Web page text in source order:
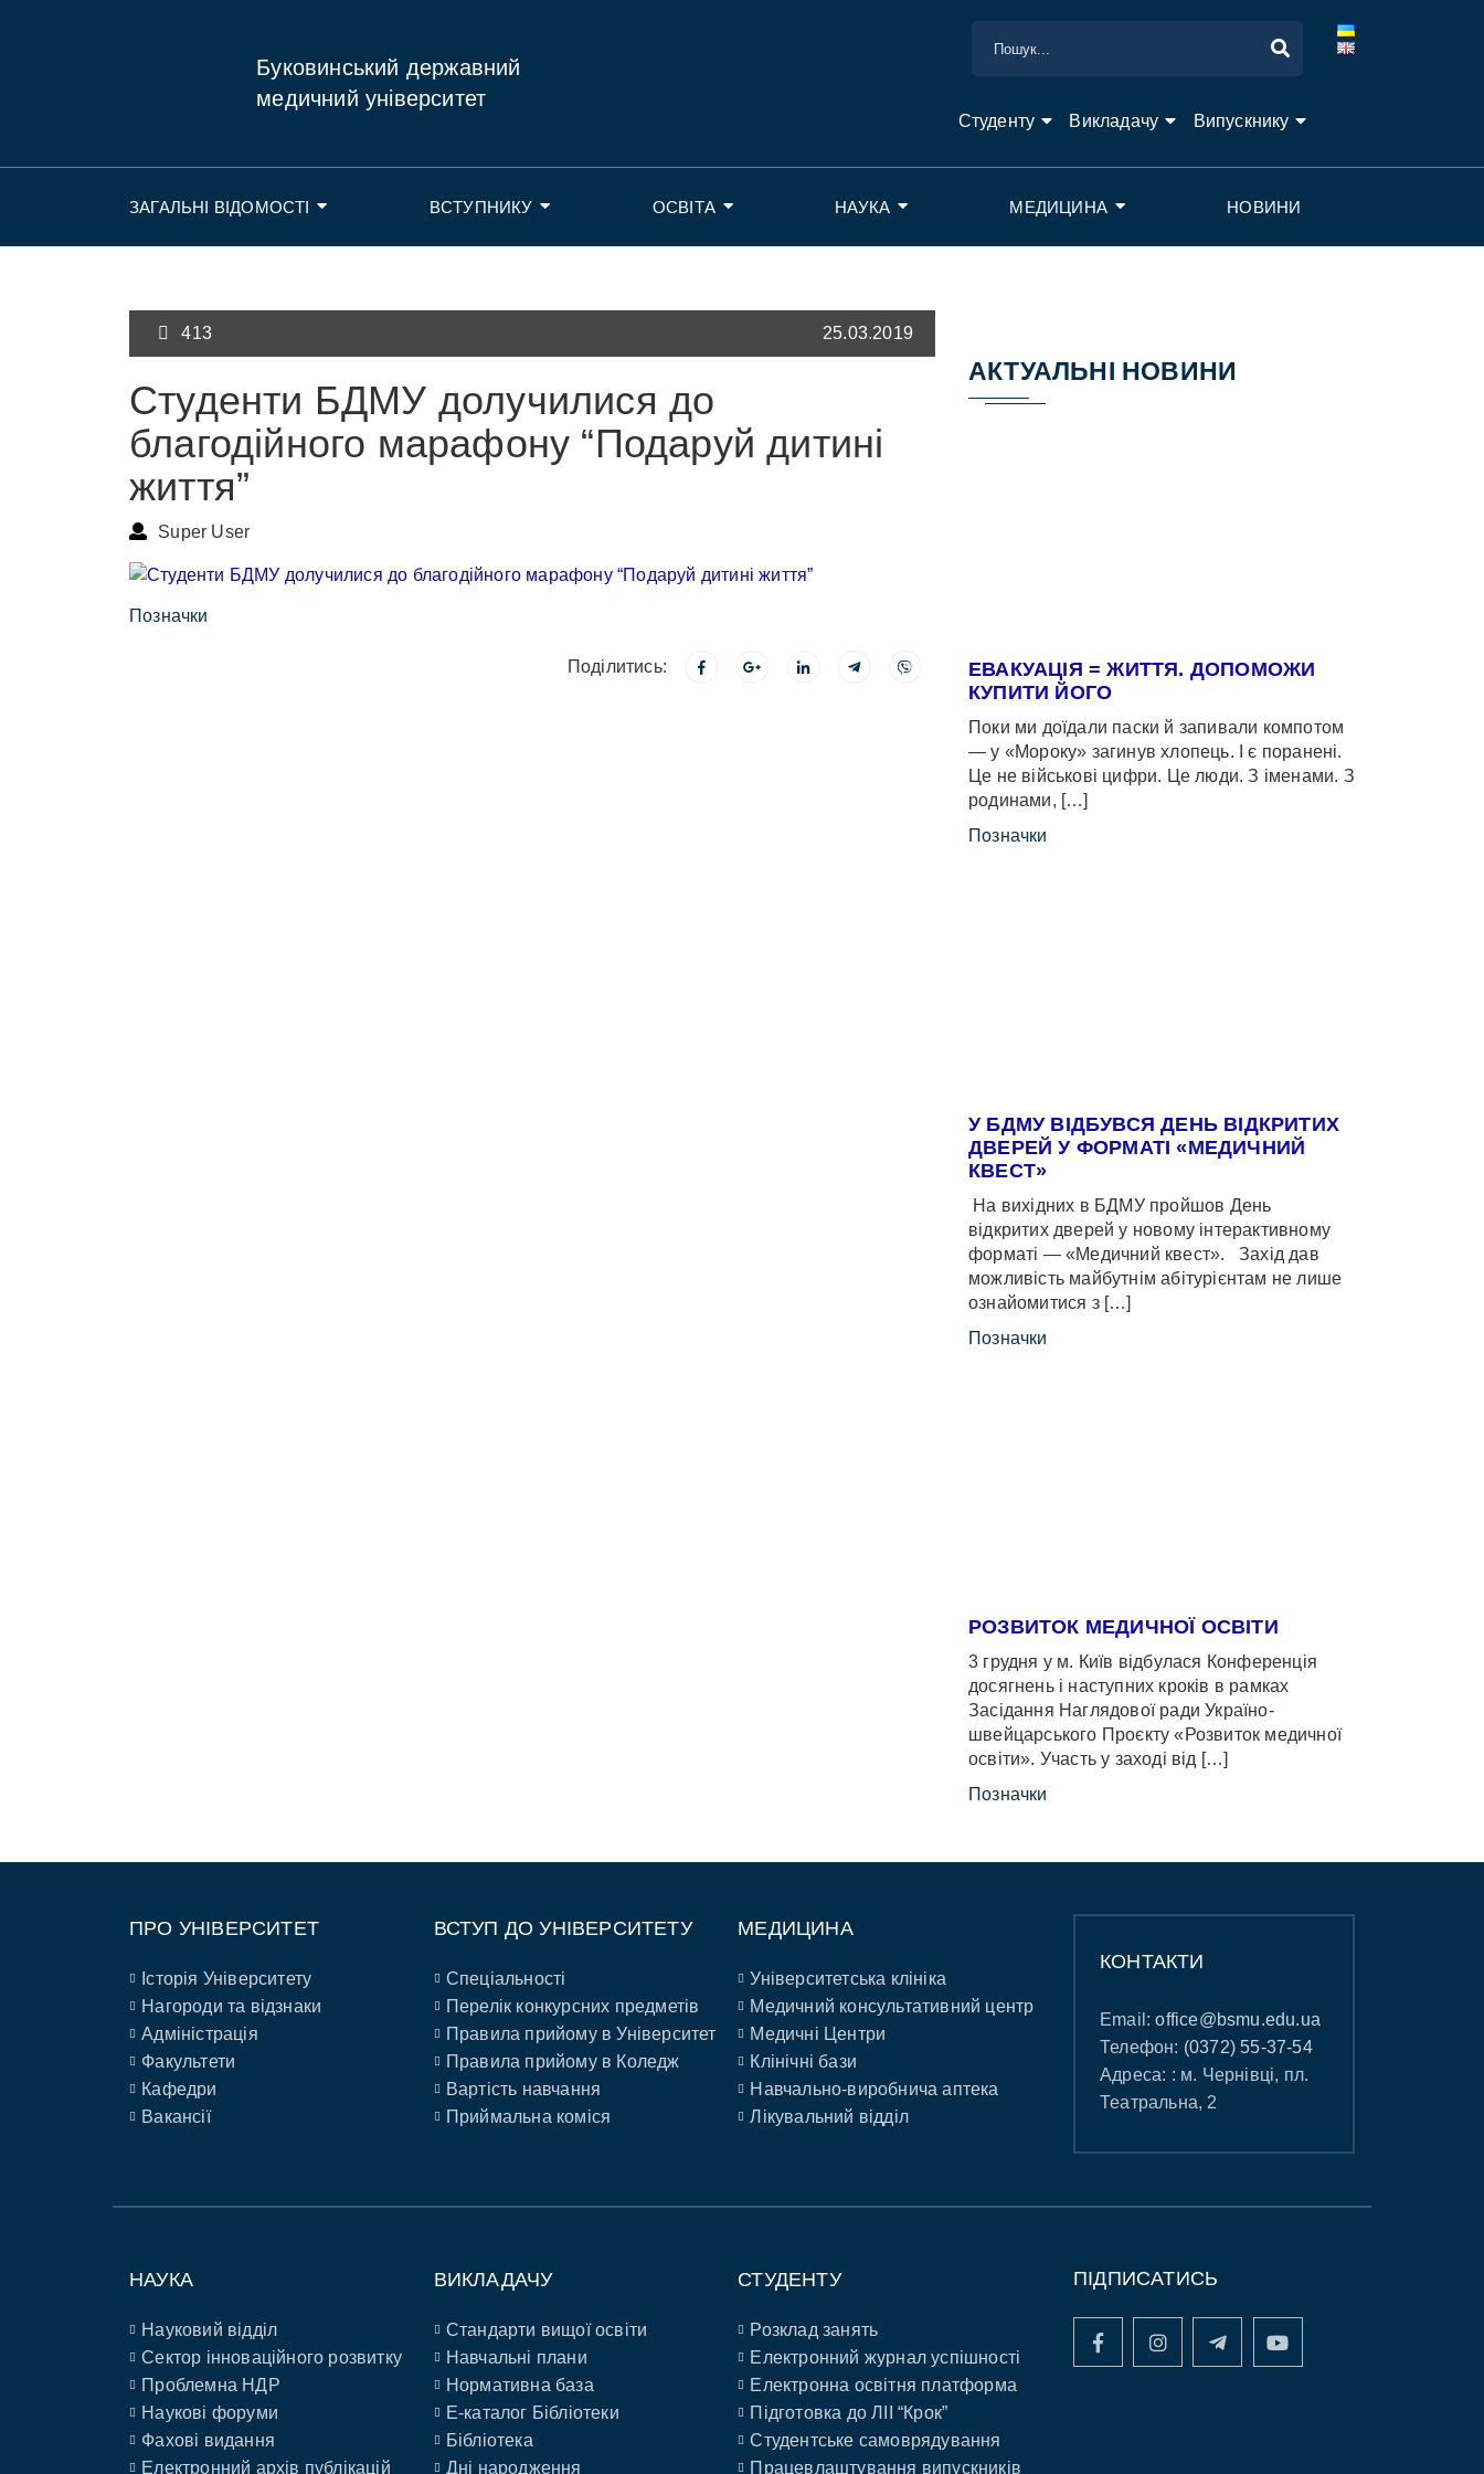
Буковинський державний
медичний університет
Студенту Викладачу Випускнику
ЗАГАЛЬНІ ВІДОМОСТІ ВСТУПНИКУ ОСВІТА НАУКА МЕДИЦИНА НОВИНИ
413 25.03.2019
Студенти БДМУ долучилися до
благодійного марафону “Подаруй дитині
життя”
Super User
Позначки
Поділитись:
АКТУАЛЬНІ НОВИНИ
ЕВАКУАЦІЯ = ЖИТТЯ. ДОПОМОЖИ
КУПИТИ ЙОГО
Поки ми доїдали паски й запивали компотом
— у «Мороку» загинув хлопець. І є поранені.
Це не військові цифри. Це люди. З іменами. З
родинами, […]
Позначки
У БДМУ ВІДБУВСЯ ДЕНЬ ВІДКРИТИХ
ДВЕРЕЙ У ФОРМАТІ «МЕДИЧНИЙ
КВЕСТ»
На вихідних в БДМУ пройшов День
відкритих дверей у новому інтерактивному
форматі — «Медичний квест». Захід дав
можливість майбутнім абітурієнтам не лише
ознайомитися з […]
Позначки
РОЗВИТОК МЕДИЧНОЇ ОСВІТИ
3 грудня у м. Київ відбулася Конференція
досягнень і наступних кроків в рамках
Засідання Наглядової ради Україно-
швейцарського Проєкту «Розвиток медичної
освіти». Участь у заході від […]
Позначки
ПРО УНІВЕРСИТЕТ
Історія Університету
Нагороди та відзнаки
Адміністрація
Факультети
Кафедри
Вакансії
ВСТУП ДО УНІВЕРСИТЕТУ
Спеціальності
Перелік конкурсних предметів
Правила прийому в Університет
Правила прийому в Коледж
Вартість навчання
Приймальна коміся
МЕДИЦИНА
Університетська клініка
Медичний консультативний центр
Медичні Центри
Клінічні бази
Навчально-виробнича аптека
Лікувальний відділ
КОНТАКТИ
Email:office@bsmu.edu.ua
Телефон: (0372) 55-37-54
Адреса: : м. Чернівці, пл.
Театральна, 2
НАУКА
Науковий відділ
Сектор інноваційного розвитку
Проблемна НДР
Наукові форуми
Фахові видання
Електронний архів публікацій
ВИКЛАДАЧУ
Стандарти вищої освіти
Навчальні плани
Нормативна база
E-каталог Бібліотеки
Бібліотека
Дні народження
СТУДЕНТУ
Розклад занять
Електронний журнал успішності
Електронна освітня платформа
Підготовка до ЛІІ “Крок”
Студентське самоврядування
Працевлаштування випускників
ПІДПИСАТИСЬ